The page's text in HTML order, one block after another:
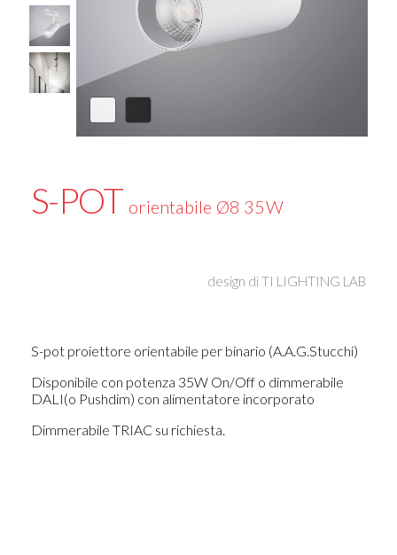
S-POT orientabile Ø8 35W
design diTI LIGHTING LAB
S-pot proiettore orientabile per binario (A.A.G.Stucchi)
Disponibile con potenza 35W On/Off o dimmerabile
DALI(o Pushdim) con alimentatore incorporato
Dimmerabile TRIAC su richiesta.